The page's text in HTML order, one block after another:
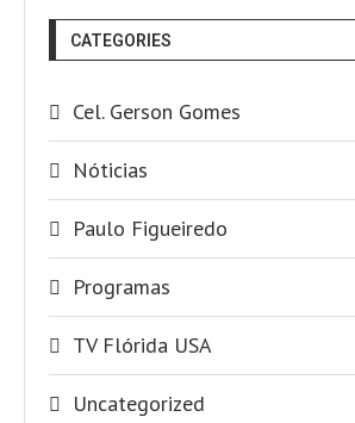
CATEGORIES
Cel. Gerson Gomes
Nóticias
Paulo Figueiredo
Programas
TV Flórida USA
Uncategorized